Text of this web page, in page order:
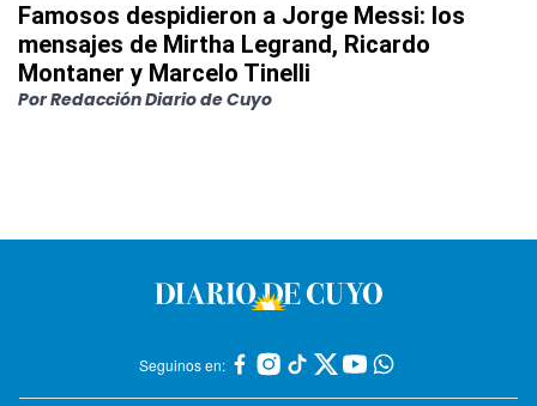
Famosos despidieron a Jorge Messi: los
mensajes de Mirtha Legrand, Ricardo
Montaner y Marcelo Tinelli
PorRedacción Diario de Cuyo
Seguinos en: